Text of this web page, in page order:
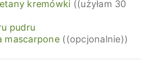
kremówki ((użyłam 30
pudru
mascarpone ((opcjonalnie))